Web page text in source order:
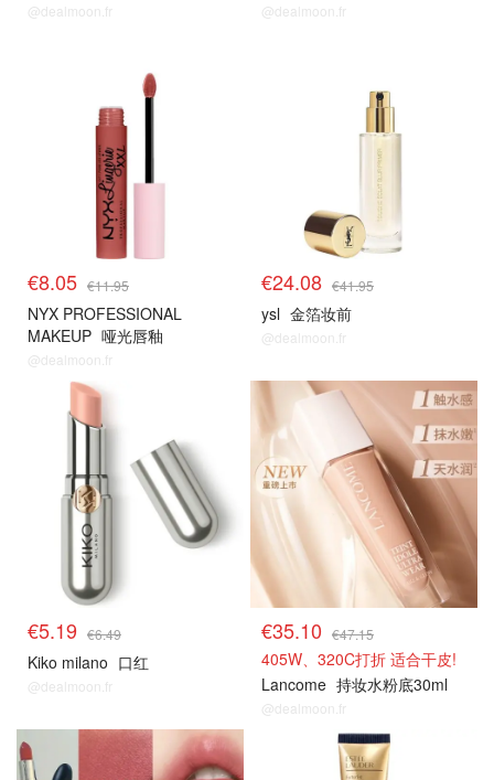
@dealmoon.fr @dealmoon.fr
€8.05 €11.95
NYX PROFESSIONAL
MAKEUP 哑光唇釉
@dealmoon.fr
€24.08 €41.95
ysl 金箔妆前
@dealmoon.fr
€5.19 €6.49
Kiko milano 口红
@dealmoon.fr
€35.10 €47.15
405W、320C打折 适合干皮!
Lancome 持妆水粉底30ml
@dealmoon.fr